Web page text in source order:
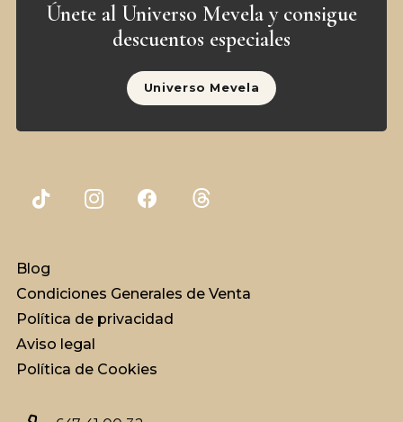
Únete al Universo Mevela y consigue
descuentos especiales
Universo Mevela
Blog
Condiciones Generales de Venta
Política de privacidad
Aviso legal
Política de Cookies